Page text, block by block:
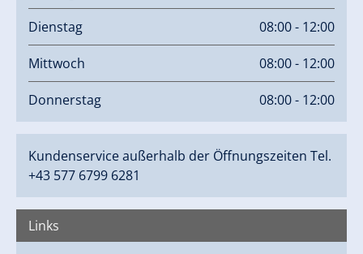
Dienstag 08:00 - 12:00
Mittwoch 08:00 - 12:00
Donnerstag 08:00 - 12:00
Kundenservice außerhalb der Öffnungszeiten Tel.
+43 577 6799 6281
Links